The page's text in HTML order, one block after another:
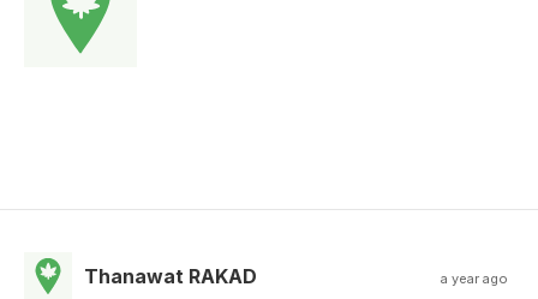
Thanawat RAKAD a year ago